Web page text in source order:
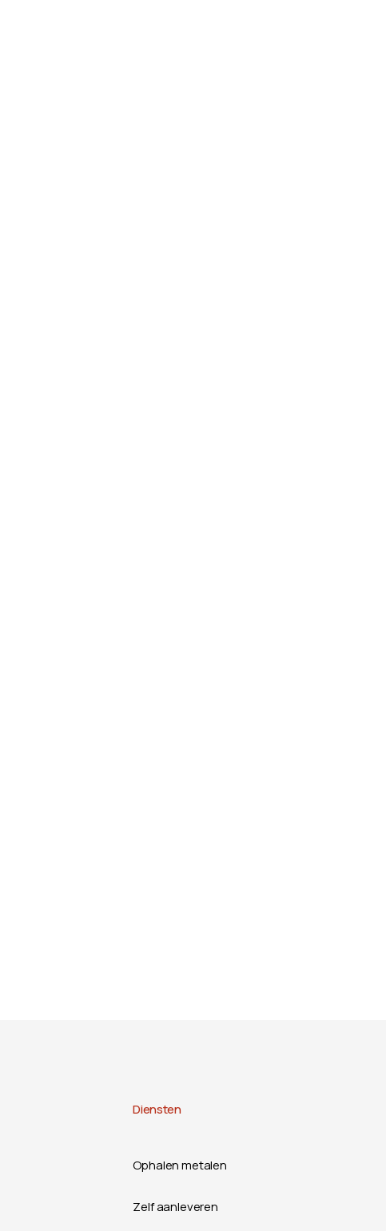
Diensten
Ophalen metalen
Zelf aanleveren